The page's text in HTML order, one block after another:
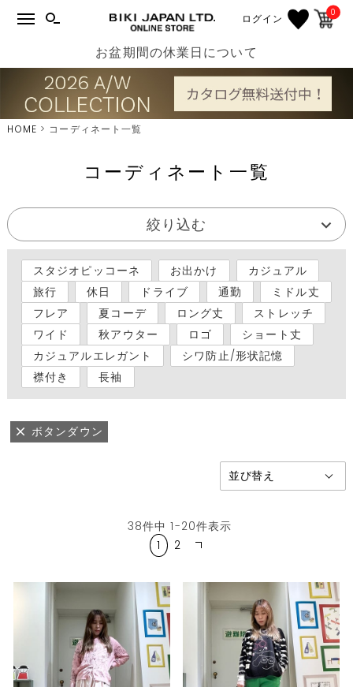
ログイン 0
お盆期間の休業日について
HOME コーディネート一覧
コーディネート一覧
絞り込む
スタジオピッコーネ お出かけ
カジュアル
旅行
休日 ドライブ 通勤
ミドル丈
フレア
夏コーデ ロング丈
ストレッチ
ワイド
秋アウター ロゴ
ショート丈
カジュアルエレガント
シワ防止/形状記憶
襟付き
長袖
ボタンダウン
38件中 1-20件表示
1
2